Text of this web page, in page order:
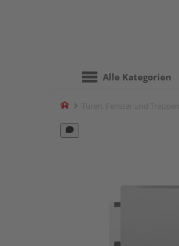
Alle Kategorien
Home